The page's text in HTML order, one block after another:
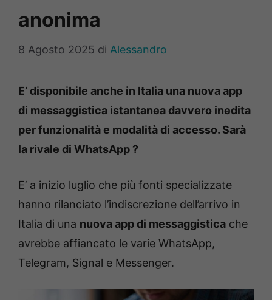
anonima
8 Agosto 2025 di Alessandro
E’ disponibile anche in Italia una nuova app
di messaggistica istantanea davvero inedita
per funzionalità e modalità di accesso. Sarà
la rivale di WhatsApp ?
E’ a inizio luglio che più fonti specializzate
hanno rilanciato l’indiscrezione dell’arrivo in
Italia di una nuova app di messaggistica che
avrebbe affiancato le varie WhatsApp,
Telegram, Signal e Messenger.